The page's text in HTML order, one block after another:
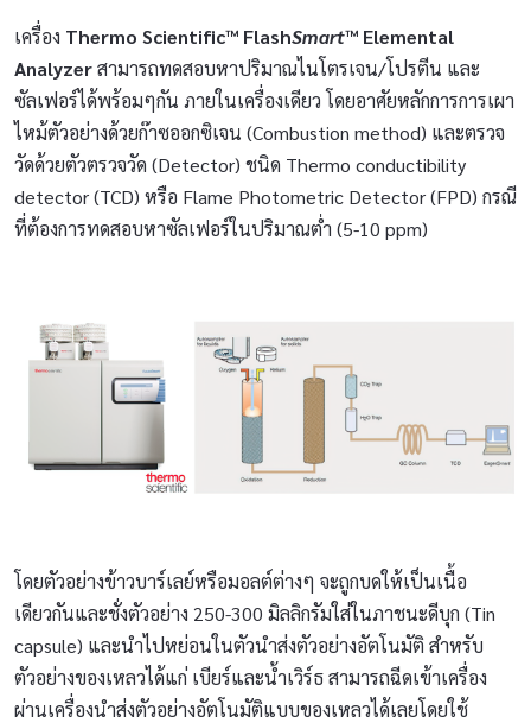
เครื่อง Thermo Scientific™ FlashSmart™ Elemental
Analyzerสามารถทดสอบหาปริมาณไนโตรเจน/โปรตีน และ
ซัลเฟอร์ได้พร้อมๆกัน ภายในเครื่องเดียว โดยอาศัยหลักการการเผา
ไหม้ตัวอย่างด้วยก๊าซออกซิเจน (Combustion method) และตรวจ
วัดด้วยตัวตรวจวัด (Detector) ชนิด Thermo conductibility
detector (TCD) หรือ Flame Photometric Detector (FPD) กรณี
ที่ต้องการทดสอบหาซัลเฟอร์ในปริมาณต่ำ (5-10 ppm)
โดยตัวอย่างข้าวบาร์เลย์หรือมอลต์ต่างๆ จะถูกบดให้เป็นเนื้อ
เดียวกันและชั่งตัวอย่าง 250-300 มิลลิกรัมใส่ในภาชนะดีบุก (Tin
capsule) และนำไปหย่อนในตัวนำส่งตัวอย่างอัตโนมัติ สำหรับ
ตัวอย่างของเหลวได้แก่ เบียร์และน้ำเวิร์ธ สามารถฉีดเข้าเครื่อง
ผ่านเครื่องนำส่งตัวอย่างอัตโนมัติแบบของเหลวได้เลยโดยใช้